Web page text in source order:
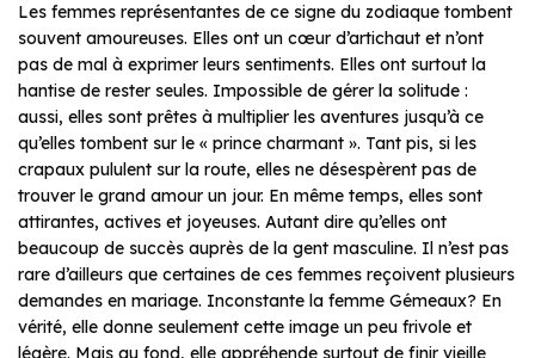
Les femmes représentantes de ce signe du zodiaque tombent
souvent amoureuses. Elles ont un cœur d’artichaut et n’ont
pas de mal à exprimer leurs sentiments. Elles ont surtout la
hantise de rester seules. Impossible de gérer la solitude :
aussi, elles sont prêtes à multiplier les aventures jusqu’à ce
qu’elles tombent sur le « prince charmant ». Tant pis, si les
crapaux pululent sur la route, elles ne désespèrent pas de
trouver le grand amour un jour. En même temps, elles sont
attirantes, actives et joyeuses. Autant dire qu’elles ont
beaucoup de succès auprès de la gent masculine. Il n’est pas
rare d’ailleurs que certaines de ces femmes reçoivent plusieurs
demandes en mariage. Inconstante la femme Gémeaux? En
vérité, elle donne seulement cette image un peu frivole et
légère. Mais au fond, elle appréhende surtout de finir vieille